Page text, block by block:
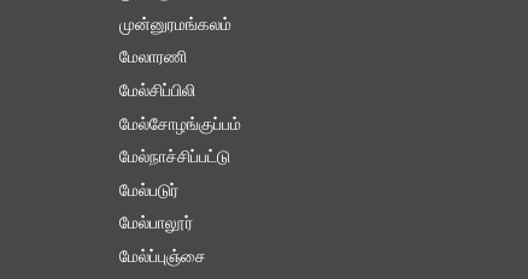
முன்னுரமங்கலம்
மேலாரணி
மேல்சிப்பிலி
மேல்சோழங்குப்பம்
மேல்நாச்சிப்பட்டு
மேல்படுர்
மேல்பாலூர்
மேல்ப்புஞ்சை